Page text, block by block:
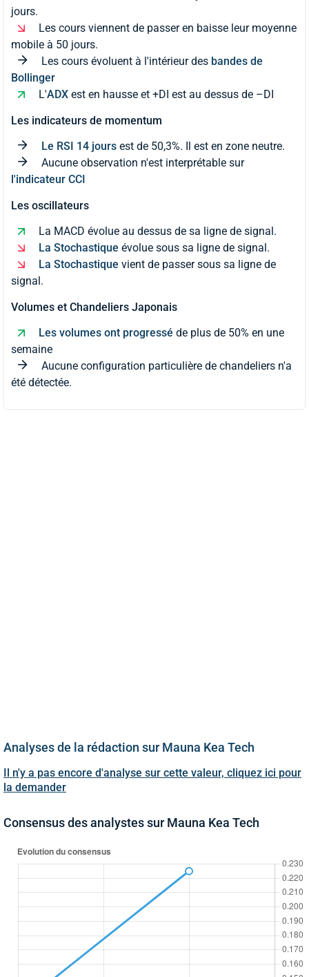
jours.
Les cours viennent de passer en baisse leur moyenne
mobile à 50 jours.
Les cours évoluent à l'intérieur des bandes de
Bollinger
L'ADX est en hausse et +DI est au dessus de –DI
Les indicateurs de momentum
Le RSI 14 jours est de 50,3%. Il est en zone neutre.
Aucune observation n'est interprétable sur
l'indicateur CCI
Les oscillateurs
La MACD évolue au dessus de sa ligne de signal.
La Stochastique évolue sous sa ligne de signal.
La Stochastique vient de passer sous sa ligne de
signal.
Volumes et Chandeliers Japonais
Les volumes ont progressé de plus de 50% en une
semaine
Aucune configuration particulière de chandeliers n'a
été détectée.
Analyses de la rédaction sur Mauna Kea Tech
Il n'y a pas encore d'analyse sur cette valeur, cliquez ici pour
la demander
Consensus des analystes sur Mauna Kea Tech